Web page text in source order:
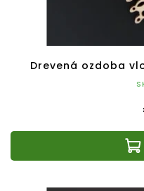
Drevená ozdoba